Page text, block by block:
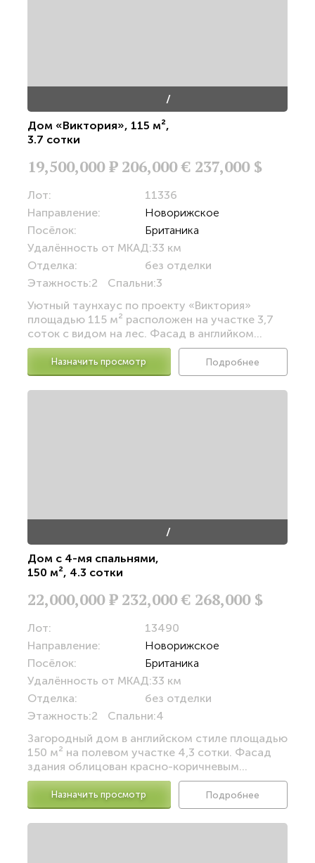
/
Дом «Виктория», 115 м²,
3.7 сотки
19,500,000Р 206,000 € 237,000 $
Лот:
11336
Направление:
Новорижское
Посёлок:
Британика
Удалённость от МКАД:33 км
Отделка:
без отделки
Этажность:2 Спальни:3
Уютный таунхаус по проекту «Виктория»
площадью 115 м² расположен на участке 3,7
соток с видом на лес. Фасад в английком...
Назначить просмотр Подробнее
/
Дом с 4-мя спальнями,
150 м², 4.3 сотки
22,000,000Р 232,000 € 268,000 $
Лот:
13490
Направление:
Новорижское
Посёлок:
Британика
Удалённость от МКАД:33 км
Отделка:
без отделки
Этажность:2 Спальни:4
Загородный дом в английском стиле площадью
150 м² на полевом участке 4,3 сотки. Фасад
здания облицован красно-коричневым...
Назначить просмотр Подробнее